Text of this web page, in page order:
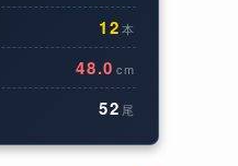
12 本
48.0 cm
52 尾